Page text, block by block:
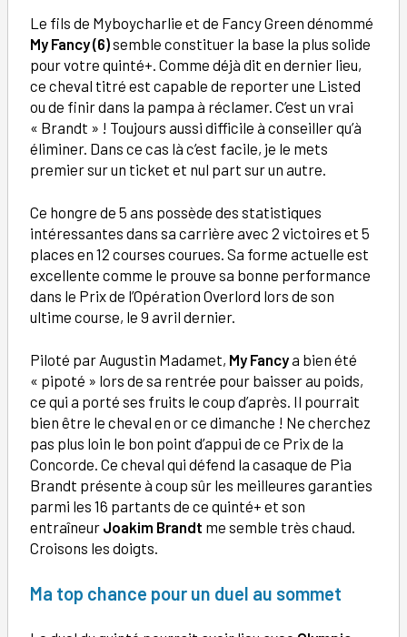
Le fils de Myboycharlie et de Fancy Green dénommé
My Fancy(6)semble constituer la base la plus solide
pour votre quinté+. Comme déjà dit en dernier lieu,
ce cheval titré est capable de reporter une Listed
ou de finir dans la pampa à réclamer. C’est un vrai
« Brandt » ! Toujours aussi difficile à conseiller qu’à
éliminer. Dans ce cas là c’est facile, je le mets
premier sur un ticket et nul part sur un autre.
Ce hongre de 5 ans possède des statistiques
intéressantes dans sa carrière avec 2 victoires et 5
places en 12 courses courues. Sa forme actuelle est
excellente comme le prouve sa bonne performance
dans le Prix de l’Opération Overlord lors de son
ultime course, le 9 avril dernier.
Piloté par Augustin Madamet, My Fancya bien été
« pipoté » lors de sa rentrée pour baisser au poids,
ce qui a porté ses fruits le coup d’après. Il pourrait
bien être le cheval en or ce dimanche ! Ne cherchez
pas plus loin le bon point d’appui de ce Prix de la
Concorde. Ce cheval qui défend la casaque de Pia
Brandt présente à coup sûr les meilleures garanties
parmi les 16 partants de ce quinté+ et son
entraîneur Joakim Brandt me semble très chaud.
Croisons les doigts.
Ma top chance pour un duel au sommet